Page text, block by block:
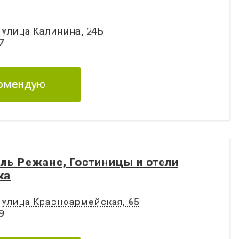
Калинина, 24Б
Режанс, Гостиницы и отели
Красноармейская, 65